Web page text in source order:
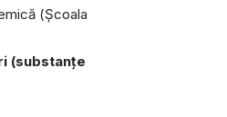
(Şcoala
(substanţe